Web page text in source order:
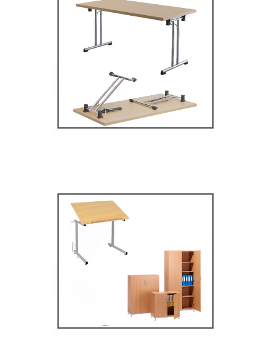
Tables Multifonctions
MOBILIER SCOLAIRE
Mobilier secondaire /
supérieur
MOBILIER SCOLAIRE